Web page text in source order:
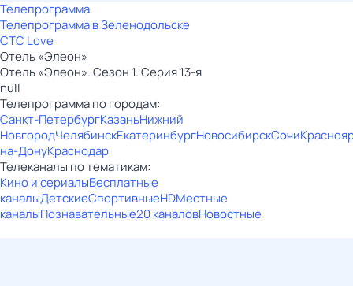
Телепрограмма
Телепрограмма в Зеленодольске
СТС Love
Отель «Элеон»
Отель «Элеон». Сезон 1. Серия 13-я
null
Телепрограмма по городам:
Санкт-ПетербургКазаньНижний
НовгородЧелябинскЕкатеринбургНовосибирскСочи
на-ДонуКраснодар
Телеканалы по тематикам:
Кино и сериалыБесплатные
каналыДетскиеСпортивныеHDМестные
каналыПознавательные20 каналовНовостные